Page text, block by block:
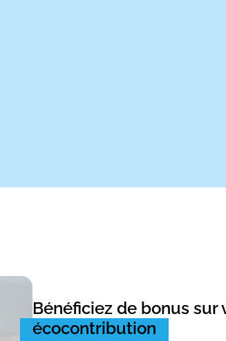
Bénéficiez de bonus sur
écocontribution